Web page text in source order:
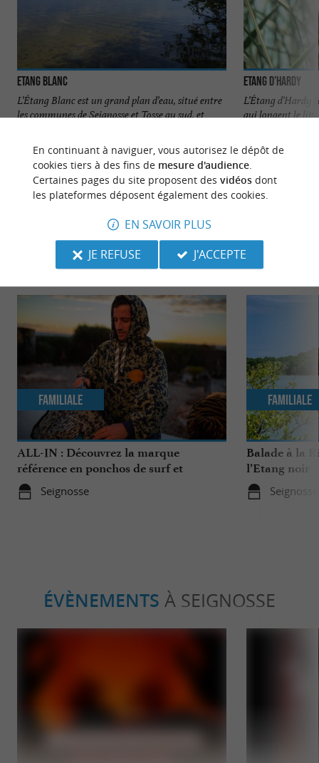
Etang Blanc
L’Étang Blanc est un grand plan d’eau, situé entre
les communes de Seignosse et Tosse au sud, et
2,2 km - Seignosse
Etang d’Hardy
L’Étang d’Hardy
qui longent le
3,4 km -
NOUS AVONS TESTÉPOUR VOUS
ALL-IN : Découvrez la marque
référence en ponchos de surf et
accessoires de sports nautiques !
Seignosse
Familiale
Balade à la
l’Etang noir
Seignosse
Familiale
ÉVÈNEMENTS À SEIGNOSSE
En continuant à naviguer, vous autorisez le dépôt de
cookies tiers à des fins de mesure d'audience.
Certaines pages du site proposent des vidéosdont
les plateformes déposent également des cookies.
EN SAVOIR PLUS
JE REFUSE
J'ACCEPTE